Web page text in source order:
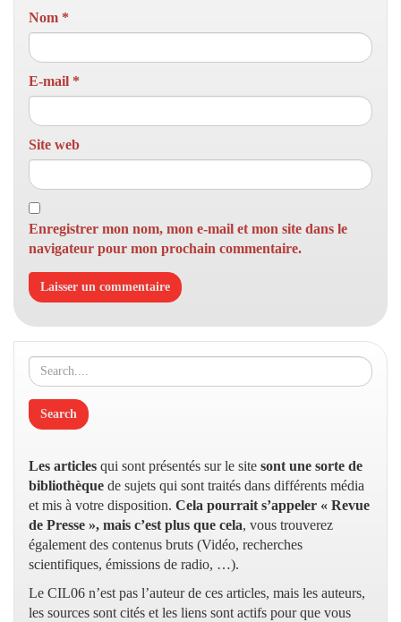
Nom *
E-mail *
Site web
Enregistrer mon nom, mon e-mail et mon site dans le
navigateur pour mon prochain commentaire.
Les articles qui sont présentés sur le site sont une sorte de
bibliothèque de sujets qui sont traités dans différents média
et mis à votre disposition. Cela pourrait s’appeler « Revue
de Presse », mais c’est plus que cela, vous trouverez
également des contenus bruts (Vidéo, recherches
scientifiques, émissions de radio, …).
Le CIL06 n’est pas l’auteur de ces articles, mais les auteurs,
les sources sont cités et les liens sont actifs pour que vous